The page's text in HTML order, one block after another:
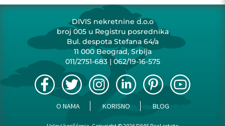
DIVIS nekretnine d.o.o
broj 005 u Registru posrednika
Bul. despota Stefana 64/a
11 000 Beograd, Srbija
011/2751-683| 062/19-16-575
O NAMA KORISNO BLOG